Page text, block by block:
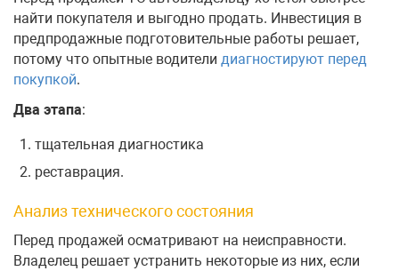
найти покупателя и выгодно продать. Инвестиция в
предпродажные подготовительные работы решает,
потому что опытные водители диагностируют перед
покупкой.
Два этапа:
тщательная диагностика
реставрация.
Анализ технического состояния
Перед продажей осматривают на неисправности.
Владелец решает устранить некоторые из них, если